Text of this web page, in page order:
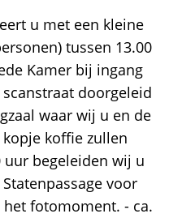
u met een kleine
tussen 13.00
Kamer bij ingang
doorgeleid
waar wij u en de
koffie zullen
uur begeleiden wij u
voor
fotomoment. - ca.